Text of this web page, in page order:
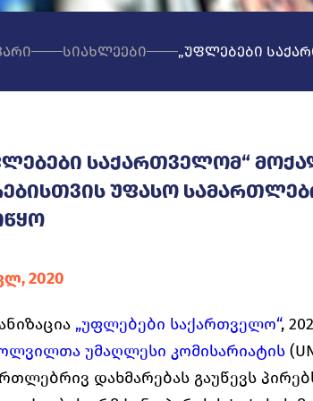
სიახლეები „უფლებები
საქართველომ“
უფასო
2020
„უფლებები საქართველო“,
უმაღლესი კომისარიატის
დახმარებას გაუწევს